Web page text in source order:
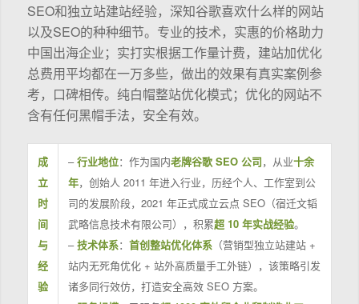
SEO和独立站建站经验，深知谷歌喜欢什么样的网站
以及SEO的种种细节。专业的技术，实惠的价格助力
中国出海企业；实打实根据工作量计费，建站加优化
总费用平均都在一万多些，做出的效果有真实案例参
考，口碑相传。纯白帽整站优化模式；优化的网站不
含有任何黑帽手法，安全有效。
成
立
时
间
与
经
验
–行业地位：作为国内老牌谷歌 SEO 公司，从业十余
年，创始人 2011 年进入行业，历经个人、工作室到公
司的发展阶段，2021 年正式成立云点 SEO（宿迁文韬
武略信息技术有限公司），积累超 10 年实战经验。
–技术体系： 首创整站优化体系（营销型独立站建站 +
站内无死角优化 + 站外高质量手工外链），该策略引发
诸多同行效仿，打造安全高效 SEO 方案。